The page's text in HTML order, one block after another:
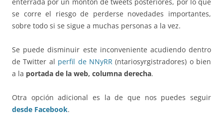
enterrada por un montón de tweets posteriores, por lo que
se corre el riesgo de perderse novedades importantes,
sobre todo si se sigue a muchas personas a la vez.
Se puede disminuir este inconveniente acudiendo dentro
de Twitter al perfil de NNyRR(ntariosyrgistradores) o bien
a la portada de la web, columna derecha.
Otra opción adicional es la de que nos puedes seguir
desde Facebook.